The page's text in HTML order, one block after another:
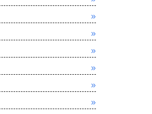
»
»
»
»
»
»